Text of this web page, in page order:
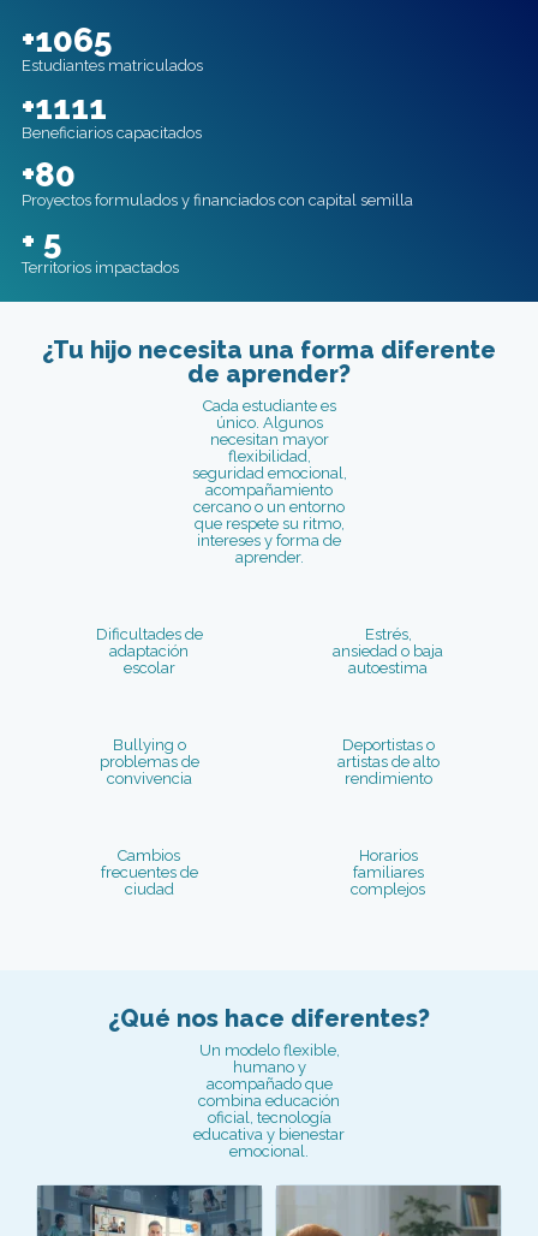
+1065
Estudiantes matriculados
+1111
Beneficiarios capacitados
+80
Proyectos formulados y financiados con capital semilla
+ 5
Territorios impactados
¿Tu hijo necesita una forma diferente
de aprender?
Cada estudiante es
único. Algunos
necesitan mayor
flexibilidad,
seguridad emocional,
acompañamiento
cercano o un entorno
que respete su ritmo,
intereses y forma de
aprender.
Dificultades de
adaptación
escolar
Estrés,
ansiedad o baja
autoestima
Bullying o
problemas de
convivencia
Deportistas o
artistas de alto
rendimiento
Cambios
frecuentes de
ciudad
Horarios
familiares
complejos
¿Qué nos hace diferentes?
Un modelo flexible,
humano y
acompañado que
combina educación
oficial, tecnología
educativa y bienestar
emocional.